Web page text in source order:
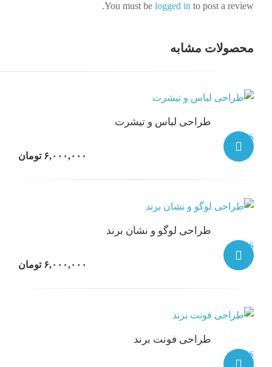
You must be logged in to post a review.
محصولات مشابه
طراحی لباس و تیشرت
نمره
5.00
۶,۰۰۰,۰۰۰ تومان
طراحی لوگو و نشان برند
نمره
4.90
۶,۰۰۰,۰۰۰ تومان
طراحی فونت برند